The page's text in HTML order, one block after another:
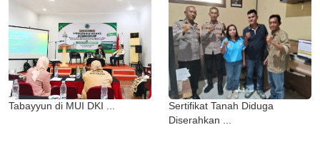
Tabayyun di MUI DKI ...
Sertifikat Tanah Diduga
Diserahkan ...